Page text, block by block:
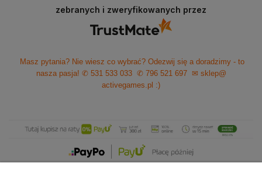
zebranych i zweryfikowanych przez
Masz pytania? Nie wiesz co wybrać? Odezwij się a doradzimy - to
nasza pasja! ✆ 531 533 033 ✆ 796 521 697
✉ sklep@
activegames.pl :)